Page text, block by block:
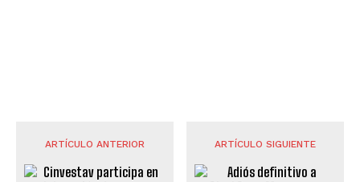
ARTÍCULO ANTERIOR ARTÍCULO SIGUIENTE